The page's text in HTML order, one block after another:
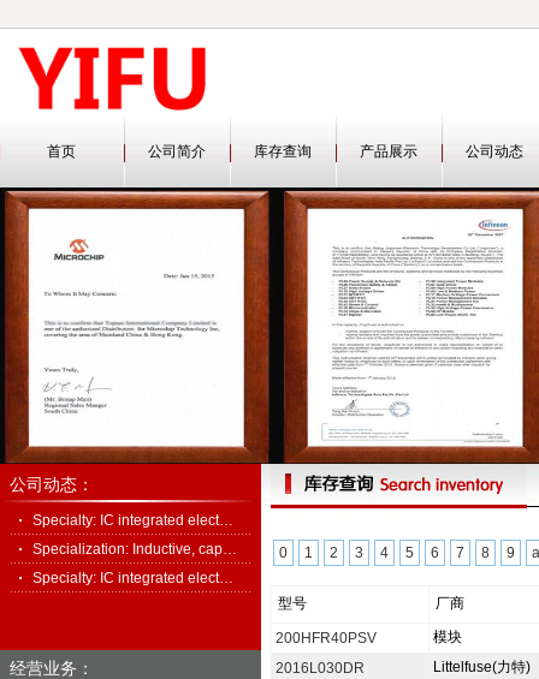
首页 公司简介 库存查询 产品展示 公司动态
0 1 2 3 4 5 6 7 8 9 a
型号 厂商
200HFR40PSV
模块
2016L030DR
Littelfuse(力特)
公司动态：
Specialty: IC integrated elect…
Specialization: Inductive, cap…
Specialty: IC integrated elect…
经营业务：